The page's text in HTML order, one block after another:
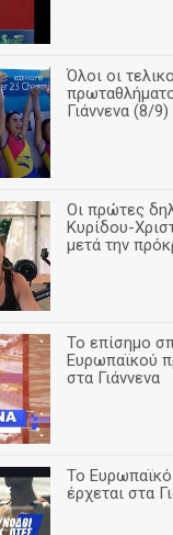
Όλοι οι
Γιάννενα (8/9)
Οι πρώτες
Κυρίδου-
μετά την
Το επίσημο
Ευρωπαϊκού
στα Γιάννενα
To
έρχεται στα